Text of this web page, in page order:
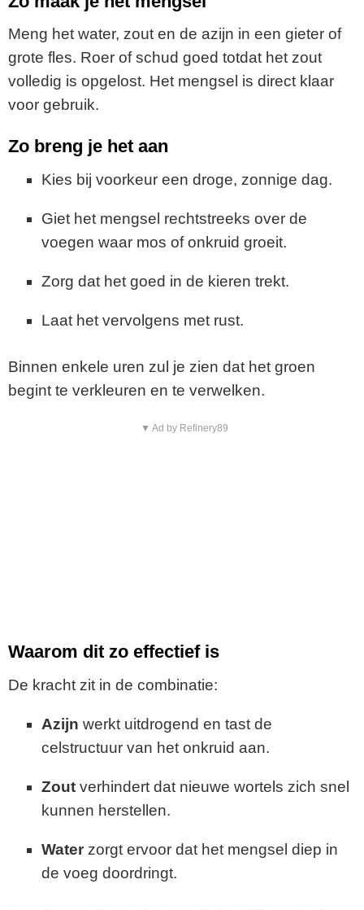
Meng het water, zout en de azijn in een gieter of
grote fles. Roer of schud goed totdat het zout
volledig is opgelost. Het mengsel is direct klaar
voor gebruik.
Zo breng je het aan
Kies bij voorkeur een droge, zonnige dag.
Giet het mengsel rechtstreeks over de
voegen waar mos of onkruid groeit.
Zorg dat het goed in de kieren trekt.
Laat het vervolgens met rust.
Binnen enkele uren zul je zien dat het groen
begint te verkleuren en te verwelken.
▼ Ad by Refinery89
Waarom dit zo effectief is
De kracht zit in de combinatie:
Azijn werkt uitdrogend en tast de
celstructuur van het onkruid aan.
Zoutverhindert dat nieuwe wortels zich snel
kunnen herstellen.
Waterzorgt ervoor dat het mengsel diep in
de voeg doordringt.